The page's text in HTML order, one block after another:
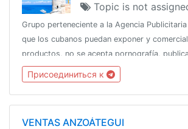
Topic is not
Grupo perteneciente a la Agencia Publicitaria
que los cubanos puedan exponer y
productos, no se acepta pornografía,
productos robados, SPAMCanal oficial:👇👇👇👇
@DiscoverChannelPara más:
Присоединиться к
VENTAS ANZOÁTEGUI